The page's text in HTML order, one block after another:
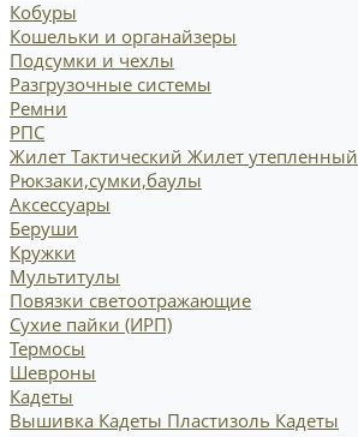
Кобуры
Кошельки и органайзеры
Подсумки и чехлы
Разгрузочные системы
Ремни
РПС
Жилет Тактический Жилет утепленный
Рюкзаки,сумки,баулы
Аксессуары
Беруши
Кружки
Мультитулы
Повязки светоотражающие
Сухие пайки (ИРП)
Термосы
Шевроны
Кадеты
Вышивка Кадеты Пластизоль Кадеты